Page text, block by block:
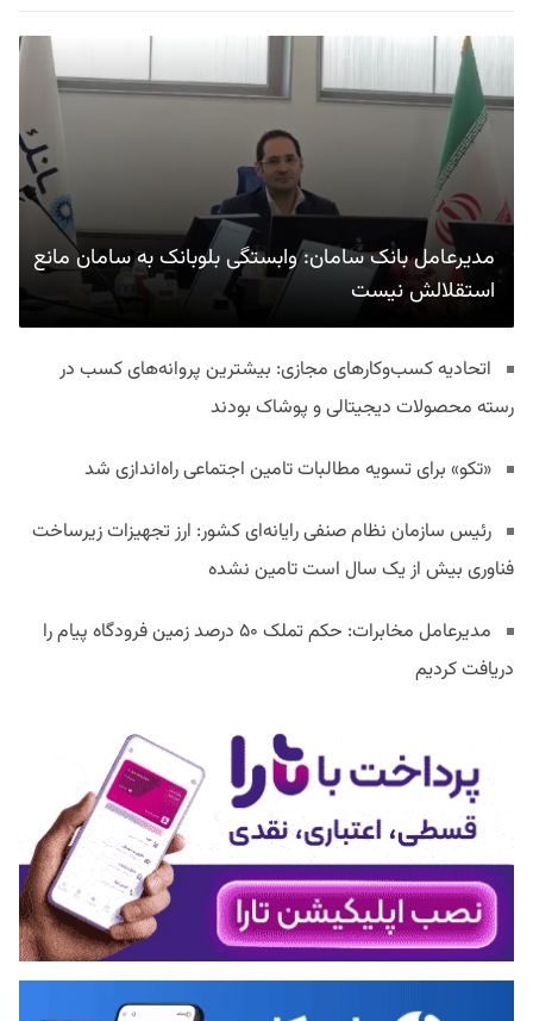
مدیرعامل بانک سامان: وابستگی بلوبانک به سامان مانع
استقلالش نیست
اتحادیه کسب‌وکارهای مجازی: بیشترین پروانه‌های کسب در
رسته محصولات دیجیتالی و پوشاک بودند
«تکو» برای تسویه مطالبات تامین اجتماعی راه‌اندازی شد
رئیس سازمان نظام صنفی رایانه‌ای کشور: ارز تجهیزات زیرساخت
فناوری بیش از یک سال است تامین نشده
مدیرعامل مخابرات: حکم تملک ۵۰ درصد زمین فرودگاه پیام را
دریافت کردیم